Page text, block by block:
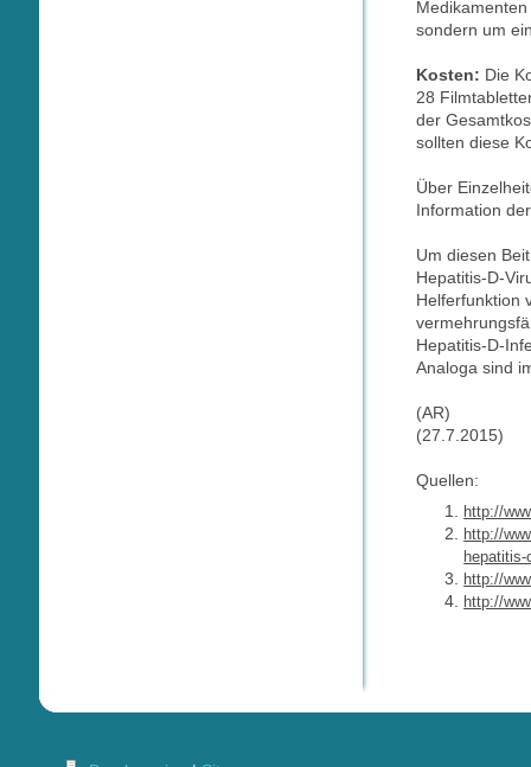
sondern um
Kosten: Die
28
der
sollten diese
Über
Information
Um diesen
Hepatitis-D-
Helferfunktion
Hepatitis-D-
Analoga sind
(AR)
(27.7.2015)
Quellen:
http://
http://
hepatitis-
http://
http://